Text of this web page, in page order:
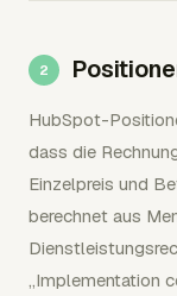
HubSpot-
dass die
Einzelpreis und
berechnet aus
„Implementation